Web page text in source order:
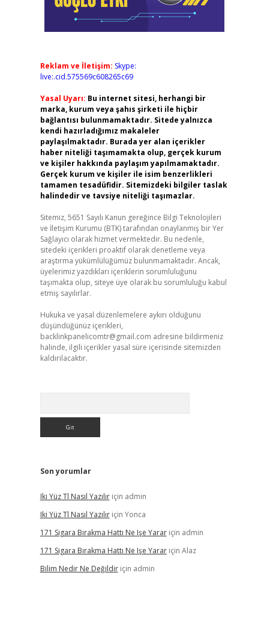
Reklam ve İletişim: Skype:
live:.cid.575569c608265c69
Yasal Uyarı: Bu internet sitesi, herhangi bir
marka, kurum veya şahıs şirketi ile hiçbir
bağlantısı bulunmamaktadır. Sitede yalnızca
kendi hazırladığımız makaleler
paylaşılmaktadır. Burada yer alan içerikler
haber niteliği taşımamakta olup, gerçek kurum
ve kişiler hakkında paylaşım yapılmamaktadır.
Gerçek kurum ve kişiler ile isim benzerlikleri
tamamen tesadüfidir. Sitemizdeki bilgiler taslak
halindedir ve tavsiye niteliği taşımazlar.
Sitemiz, 5651 Sayılı Kanun gereğince Bilgi Teknolojileri
ve İletişim Kurumu (BTK) tarafından onaylanmış bir Yer
Sağlayıcı olarak hizmet vermektedir. Bu nedenle,
sitedeki içerikleri proaktif olarak denetleme veya
araştırma yükümlülüğümüz bulunmamaktadır. Ancak,
üyelerimiz yazdıkları içeriklerin sorumluluğunu
taşımakta olup, siteye üye olarak bu sorumluluğu kabul
etmiş sayılırlar.
Hukuka ve yasal düzenlemelere aykırı olduğunu
düşündüğünüz içerikleri,
backlinkpanelicomtr@gmail.com adresine bildirmeniz
halinde, ilgili içerikler yasal süre içerisinde sitemizden
kaldırılacaktır.
Son yorumlar
Iki Yüz Tl Nasıl Yazılıriçin admin
Iki Yüz Tl Nasıl Yazılıriçin Yonca
171 Sigara Bırakma Hattı Ne Işe Yarariçin admin
171 Sigara Bırakma Hattı Ne Işe Yarariçin Alaz
Bilim Nedir Ne Değildiriçin admin